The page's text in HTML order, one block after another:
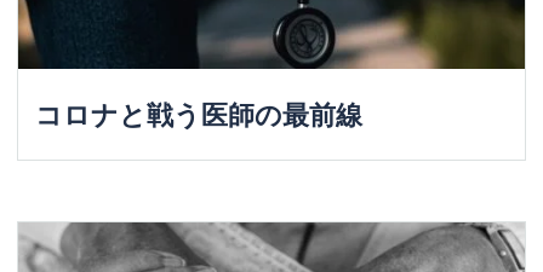
コロナと戦う医師の最前線